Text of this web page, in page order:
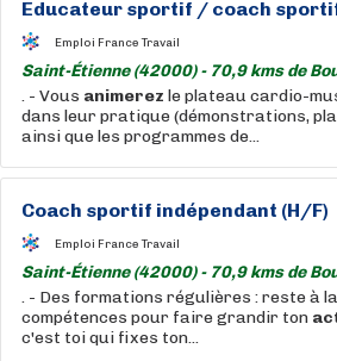
Educateur sportif / coach
Emploi France Travail
Saint-Étienne (42000) - 70,9 kms de
. - Vous animerez le plateau cardio-
dans leur pratique (démonstrations,
ainsi que les programmes de...
Coach sportif indépendant (H/F)
Emploi France Travail
Saint-Étienne (42000) - 70,9 kms de
. - Des formations régulières : reste à
compétences pour faire grandir ton
c'est toi qui fixes ton...